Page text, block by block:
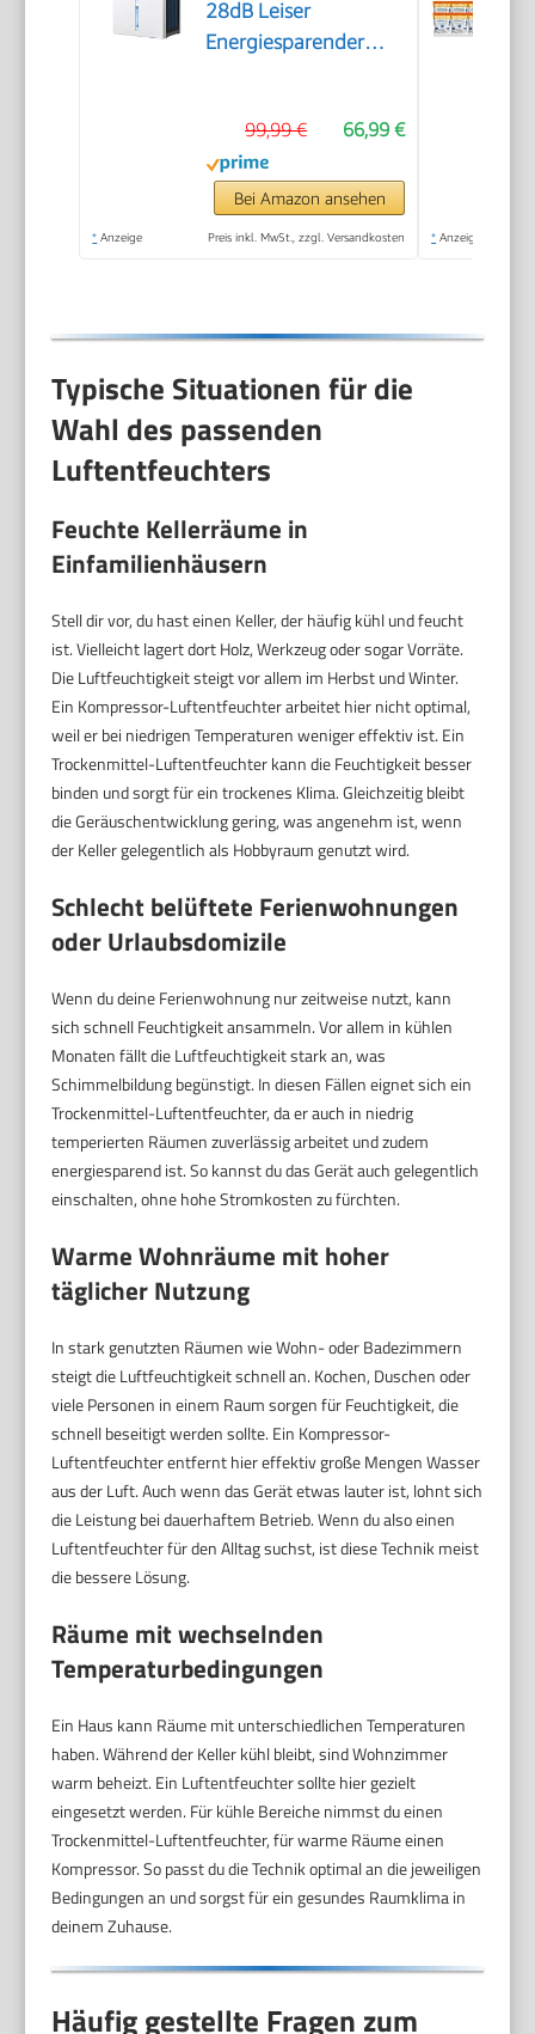
28dB Leiser
Energiesparender
Wohnung
Schlafzimmer,
Entfeuchter mit
Automatischer
66,99 €
99,99 €
Bei Amazon ansehen
* Anzeige Preis inkl. MwSt., zzgl. Versandkosten * Anzeige
Typische Situationen für die
Wahl des passenden
Luftentfeuchters
Feuchte Kellerräume in
Einfamilienhäusern
Stell dir vor, du hast einen Keller, der häufig kühl und feucht
ist. Vielleicht lagert dort Holz, Werkzeug oder sogar Vorräte.
Die Luftfeuchtigkeit steigt vor allem im Herbst und Winter.
Ein Kompressor-Luftentfeuchter arbeitet hier nicht optimal,
weil er bei niedrigen Temperaturen weniger effektiv ist. Ein
Trockenmittel-Luftentfeuchter kann die Feuchtigkeit besser
binden und sorgt für ein trockenes Klima. Gleichzeitig bleibt
die Geräuschentwicklung gering, was angenehm ist, wenn
der Keller gelegentlich als Hobbyraum genutzt wird.
Schlecht belüftete Ferienwohnungen
oder Urlaubsdomizile
Wenn du deine Ferienwohnung nur zeitweise nutzt, kann
sich schnell Feuchtigkeit ansammeln. Vor allem in kühlen
Monaten fällt die Luftfeuchtigkeit stark an, was
Schimmelbildung begünstigt. In diesen Fällen eignet sich ein
Trockenmittel-Luftentfeuchter, da er auch in niedrig
temperierten Räumen zuverlässig arbeitet und zudem
energiesparend ist. So kannst du das Gerät auch gelegentlich
einschalten, ohne hohe Stromkosten zu fürchten.
Warme Wohnräume mit hoher
täglicher Nutzung
In stark genutzten Räumen wie Wohn- oder Badezimmern
steigt die Luftfeuchtigkeit schnell an. Kochen, Duschen oder
viele Personen in einem Raum sorgen für Feuchtigkeit, die
schnell beseitigt werden sollte. Ein Kompressor-
Luftentfeuchter entfernt hier effektiv große Mengen Wasser
aus der Luft. Auch wenn das Gerät etwas lauter ist, lohnt sich
die Leistung bei dauerhaftem Betrieb. Wenn du also einen
Luftentfeuchter für den Alltag suchst, ist diese Technik meist
die bessere Lösung.
Räume mit wechselnden
Temperaturbedingungen
Ein Haus kann Räume mit unterschiedlichen Temperaturen
haben. Während der Keller kühl bleibt, sind Wohnzimmer
warm beheizt. Ein Luftentfeuchter sollte hier gezielt
eingesetzt werden. Für kühle Bereiche nimmst du einen
Trockenmittel-Luftentfeuchter, für warme Räume einen
Kompressor. So passt du die Technik optimal an die jeweiligen
Bedingungen an und sorgst für ein gesundes Raumklima in
deinem Zuhause.
Häufig gestellte Fragen zum